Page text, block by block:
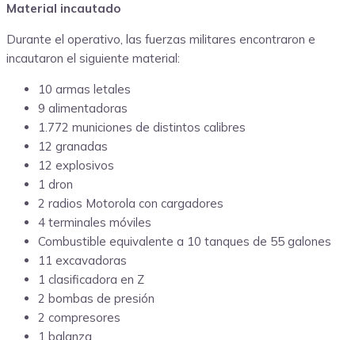
Material incautado
Durante el operativo, las fuerzas militares encontraron e
incautaron el siguiente material:
10 armas letales
9 alimentadoras
1.772 municiones de distintos calibres
12 granadas
12 explosivos
1 dron
2 radios Motorola con cargadores
4 terminales móviles
Combustible equivalente a 10 tanques de 55 galones
11 excavadoras
1 clasificadora en Z
2 bombas de presión
2 compresores
1 balanza